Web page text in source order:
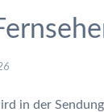
in der